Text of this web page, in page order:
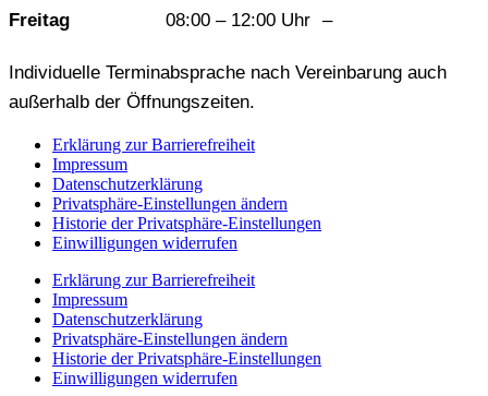
Freitag 08:00 – 12:00 Uhr –
Individuelle Terminabsprache nach Vereinbarung auch
außerhalb der Öffnungszeiten.
Erklärung zur Barrierefreiheit
Impressum
Datenschutzerklärung
Privatsphäre-Einstellungen ändern
Historie der Privatsphäre-Einstellungen
Einwilligungen widerrufen
Erklärung zur Barrierefreiheit
Impressum
Datenschutzerklärung
Privatsphäre-Einstellungen ändern
Historie der Privatsphäre-Einstellungen
Einwilligungen widerrufen